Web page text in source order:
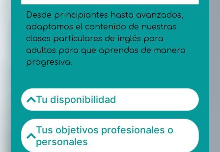
Desde principiantes hasta avanzados,
adaptamos el contenido de nuestras
clases particulares de inglés para
adultos para que aprendas de manera
progresiva.
Tu disponibilidad
Tus objetivos profesionales o
personales